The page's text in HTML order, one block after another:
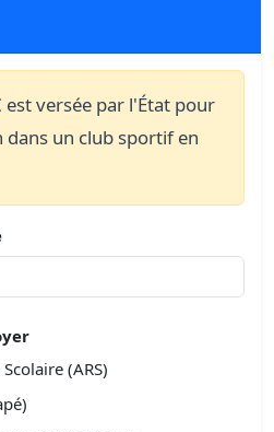
est versée par l'État pour
un club sportif en
(ARS)